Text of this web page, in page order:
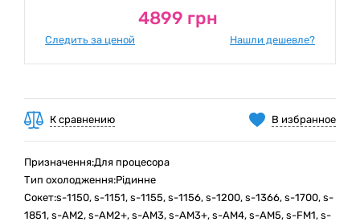
4899 грн
Следить за ценой Нашли дешевле?
В избранное
К сравнению
Призначення:Для процесора
Тип охолодження:Рідинне
Сокет:s-1150, s-1151, s-1155, s-1156, s-1200, s-1366, s-1700, s-
1851, s-AM2, s-AM2+, s-AM3, s-AM3+, s-AM4, s-AM5, s-FM1, s-